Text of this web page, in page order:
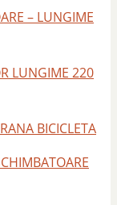
– LUNGIME
LUNGIME 220
BICICLETA